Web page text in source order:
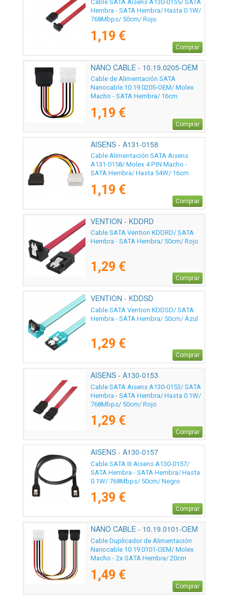
Cable SATA Aisens A130-0155/ SATA
Hembra - SATA Hembra/ Hasta 0.1W/
768Mbps/ 50cm/ Rojo
1,19 €
Comprar
NANO CABLE - 10.19.0205-OEM
Cable de Alimentación SATA
Nanocable 10.19.0205-OEM/ Molex
Macho - SATA Hembra/ 16cm
1,19 €
Comprar
AISENS - A131-0158
Cable Alimentación SATA Aisens
A131-0158/ Molex 4 PIN Macho -
SATA Hembra/ Hasta 54W/ 16cm
1,19 €
Comprar
VENTION - KDDRD
Cable SATA Vention KDDRD/ SATA
Hembra - SATA Hembra/ 50cm/ Rojo
1,29 €
Comprar
VENTION - KDDSD
Cable SATA Vention KDDSD/ SATA
Hembra - SATA Hembra/ 50cm/ Azul
1,29 €
Comprar
AISENS - A130-0153
Cable SATA Aisens A130-0153/ SATA
Hembra - SATA Hembra/ Hasta 0.1W/
768Mbps/ 50cm/ Rojo
1,29 €
Comprar
AISENS - A130-0157
Cable SATA III Aisens A130-0157/
SATA Hembra - SATA Hembra/ Hasta
0.1W/ 768Mbps/ 50cm/ Negro
1,39 €
Comprar
NANO CABLE - 10.19.0101-OEM
Cable Duplicador de Alimentación
Nanocable 10.19.0101-OEM/ Molex
Macho - 2x SATA Hembra/ 20cm
1,49 €
Comprar